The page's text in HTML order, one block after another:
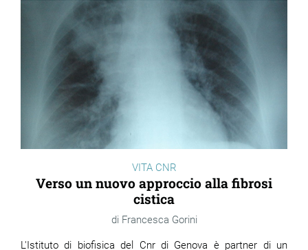
VITA CNR
Verso un nuovo approccio alla fibrosi
cistica
Francesca Gorini
L'Istituto di biofisica del Cnr di Genova è partner di un